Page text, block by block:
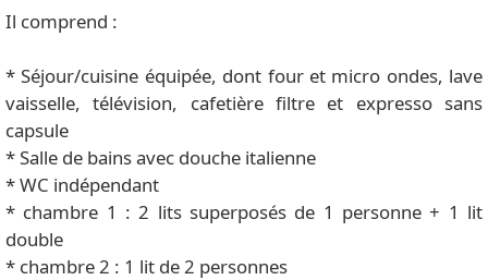
Il comprend :
* Séjour/cuisine équipée, dont four et micro ondes, lave
vaisselle, télévision, cafetière filtre et expresso sans
capsule
* Salle de bains avec douche italienne
* WC indépendant
* chambre 1 : 2 lits superposés de 1 personne + 1 lit
double
* chambre 2 : 1 lit de 2 personnes